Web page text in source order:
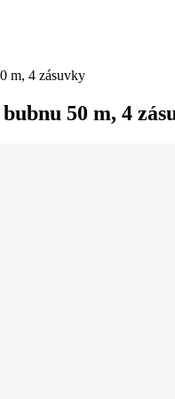
m, 4 zásuvky
50 m, 4